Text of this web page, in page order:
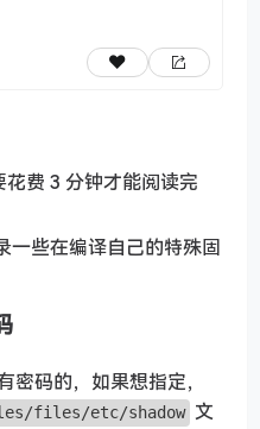
费 3 分钟才能阅读完
一些在编译自己的特殊固
密码的，如果想指定，
files/etc/shadow 文